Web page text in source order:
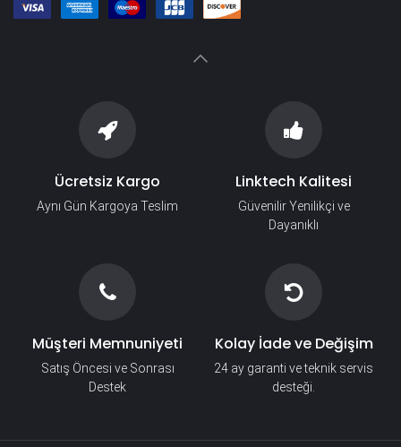
Ücretsiz Kargo
Aynı Gün Kargoya Teslim
Linktech Kalitesi
Güvenilir Yenilikçi ve
Dayanıklı
Müşteri Memnuniyeti
Satış Öncesi ve Sonrası
Destek
Kolay İade ve Değişim
24 ay garanti ve teknik servis
desteği.